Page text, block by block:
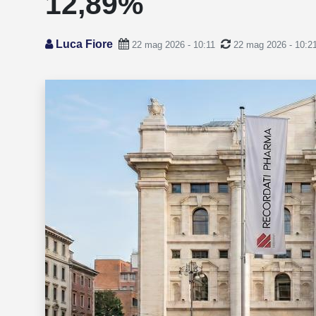
Luca Fiore 22 mag 2026 - 10:11 22 mag 2026 -